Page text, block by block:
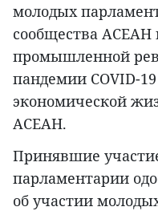
молодых
сообщества АСЕАН
промышленной
пандемии COVID-
экономической
АСЕАН.
Принявшие
парламентарии
об участии